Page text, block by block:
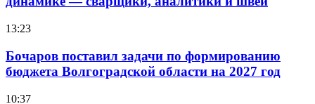
13:23
Бочаров поставил задачи по формированию
бюджета Волгоградской области на 2027 год
10:37